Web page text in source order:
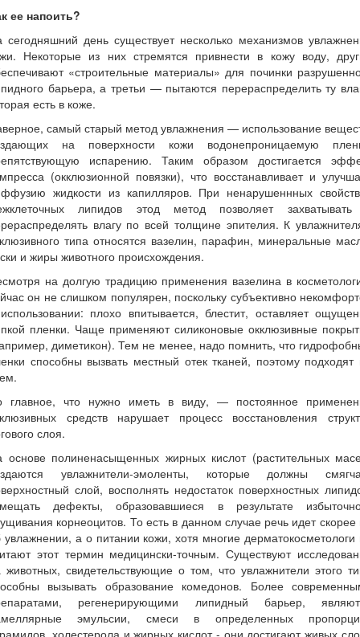
ее напоить?
сегодняшний день существует несколько механизмов
Некоторые из них стремятся привнести в кожу воду,
«строительные материалы» для починки
барьера, а третьи — пытаются перераспределить ту
есть в коже.
самый старый метод увлажнения — использование
на поверхности кожи водонепроницаемую
испарению. Таким образом достигается
(окклюзионной повязки), что восстанавливает и
жидкости из капилляров. При ненарушеннных
липидов этод метод позволяет
влагу по всей толщине эпителия. К
типа относятся вазелин, парафин, минеральные
и жиры животного происхождения.
на долгую традицию применения вазелина в
он не слишком популярен, поскольку субъективно
плохо впитывается, блестит, оставляет
пленки. Чаще применяют силиконовые окклюзивные
диметикон). Тем не менее, надо помнить, что
способны вызвать местный отек тканей, поэтому подходят
главное, что нужно иметь в виду, — постоянное
средств нарушает процесс восстановления
слоя.
основе полиненасыщенных жирных кислот (растительных
увлажнители-эмоленты, которые должны
слой, восполнять недостаток поверхностных
дефекты, образовавшиеся в результате
корнеоцитов. То есть в данном случае речь идет скорее
увлажнении, а о питании кожи, хотя многие дерматокосметологи
этот термин медицински-точным. Существуют
животных, свидетельствующие о том, что увлажнители этого
вызывать образование комедонов. Более
регенерирующими липидный барьер,
эмульсии, смеси в определенных
холестерола и жирных кислот - они достигают живых